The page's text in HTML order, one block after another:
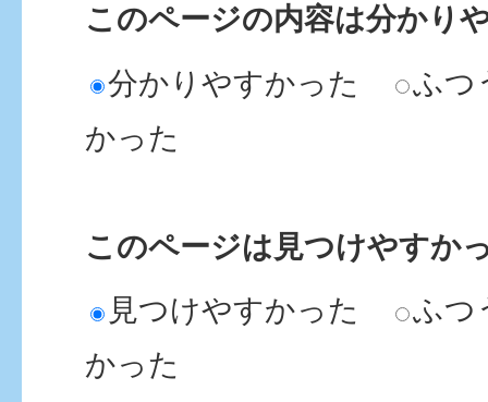
このページの内容は分かり
分かりやすかった
ふつ
かった
このページは見つけやすか
見つけやすかった
ふつ
かった